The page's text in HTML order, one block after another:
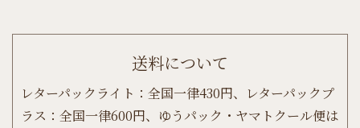
送料について
レターパックライト：全国一律430円、レターパックプ
ラス：全国一律600円、ゆうパック・ヤマトクール便は